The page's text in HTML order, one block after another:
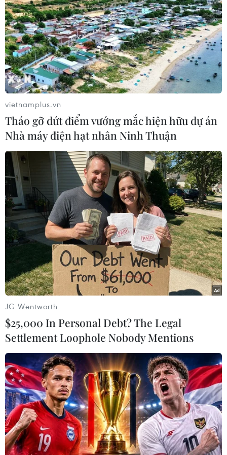
TIN LIÊN QUAN
Phá tụ điểm đánh bạc đá gà ăn tiền, thu
giữ hơn 800 triệu đồng
25/01/2021 04:48
Công an Cần Thơ bắt quả tang 19 người đang tham gia
đánh bạc bằng hình thức đá gà ăn thua bằng tiền, thu
giữ sáu con gà đá, một xe ôtô, 18 xe môtô, hơn 800 triệu
đồng tiền mặt cùng một số tang vật.
vietnamplus.vn
Tháo gỡ dứt điểm vướng mắc hiện hữu dự án
Nhà máy điện hạt nhân Ninh Thuận
JG Wentworth
$25,000 In Personal Debt? The Legal
Settlement Loophole Nobody Mentions